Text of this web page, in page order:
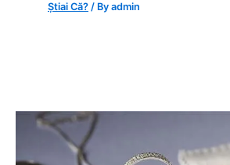
Știai Că? / Byadmin